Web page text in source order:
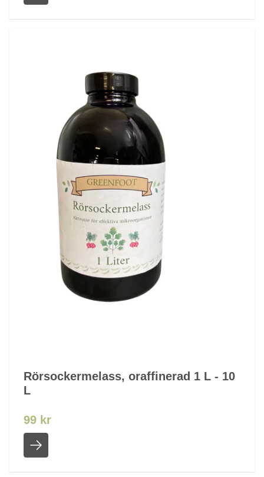
Rörsockermelass, oraffinerad 1 L - 10
L
99 kr